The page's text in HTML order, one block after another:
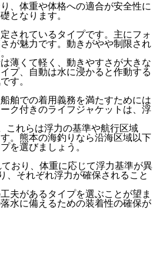
、体重や体格への適合が安全性に
となります。
されているタイプです。主にフォ
が魅力です。動きがやや制限され
薄くて軽く、動きやすさが大きな
プ、自動は水に浸かると作動する
す。
舶での着用義務を満たすためには
ク付きのライフジャケットは、浮
これらは浮力の基準や航行区域
。熊本の海釣りなら沿海区域以下
を選びましょう。
おり、体重に応じて浮力基準が異
、それぞれ浮力が確保されること
夫があるタイプを選ぶことが望ま
水に備えるための装着性の確保が